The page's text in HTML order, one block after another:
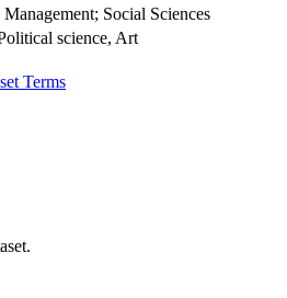
Social Sciences
science, Art
Terms